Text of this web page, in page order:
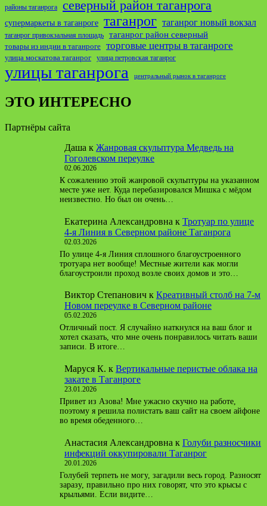
районы таганрога северный район таганрога
супермаркеты в таганроге таганрог таганрог новый вокзал
таганрог привокзальная площадь таганрог район северный
товары из индии в таганроге торговые центры в таганроге
улица москатова таганрог улица петровская таганрог
улицы таганрога центральный рынок в таганроге
ЭТО ИНТЕРЕСНО
Партнёры сайта
Даша к Жанровая скульптура Медведь на
Гоголевском переулке
02.06.2026
К сожалению этой жанровой скульптуры на указанном
месте уже нет. Куда перебазировался Мишка с мёдом
неизвестно. Но был он очень…
Екатерина Александровна к Тротуар по улице
4-я Линия в Северном районе Таганрога
02.03.2026
По улице 4-я Линия сплошного благоустроенного
тротуара нет вообще! Местные жители как могли
благоустроили проход возле своих домов и это…
Виктор Степанович к Креативный столб на 7-м
Новом переулке в Северном районе
05.02.2026
Отличный пост. Я случайно наткнулся на ваш блог и
хотел сказать, что мне очень понравилось читать ваши
записи. В итоге…
Маруся К. к Вертикальные перистые облака на
закате в Таганроге
23.01.2026
Привет из Азова! Мне ужасно скучно на работе,
поэтому я решила полистать ваш сайт на своем айфоне
во время обеденного…
Анастасия Александровна к Голуби разносчики
инфекций оккупировали Таганрог
20.01.2026
Голубей терпеть не могу, загадили весь город. Разносят
заразу, правильно про них говорят, что это крысы с
крыльями. Если видите…